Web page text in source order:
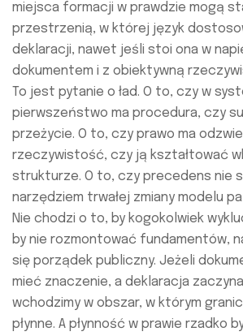
miejsca formacji w prawdzie mogą
przestrzenią, w której język
deklaracji, nawet jeśli stoi ona w
dokumentem i z obiektywną
To jest pytanie o ład. O to, czy w
pierwszeństwo ma procedura, czy
przeżycie. O to, czy prawo ma
rzeczywistość, czy ją kształtować
strukturze. O to, czy precedens nie
narzędziem trwałej zmiany modelu
Nie chodzi o to, by kogokolwiek
by nie rozmontować fundamentów,
się porządek publiczny. Jeżeli
mieć znaczenie, a deklaracja
wchodzimy w obszar, w którym
płynne. A płynność w prawie rzadko